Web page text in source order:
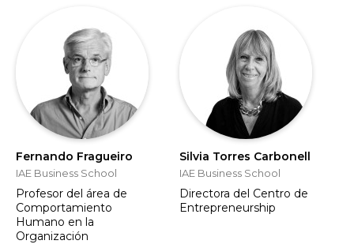
Fernando Fragueiro
IAE Business School
Profesor del área de
Comportamiento
Humano en la
Organización
Silvia Torres Carbonell
IAE Business School
Directora del Centro de
Entrepreneurship